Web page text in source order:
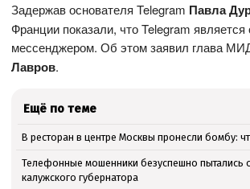
Задержав основателя Telegram Павла
Франции показали, что Telegram
мессенджером. Об этом заявил глава
Лавров.
Ещё по теме
В ресторан в центре Москвы пронесли бомбу:
Телефонные мошенники безуспешно пытались
калужского губернатора